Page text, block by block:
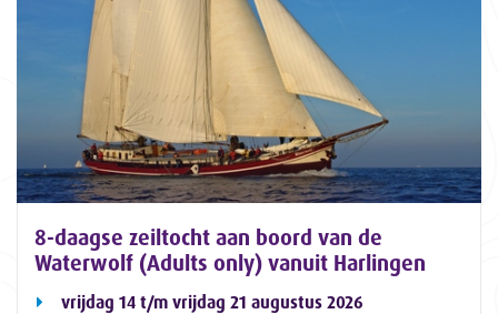
8-daagse zeiltocht aan boord van de
Waterwolf (Adults only) vanuit Harlingen
vrijdag 14 t/m vrijdag 21 augustus 2026